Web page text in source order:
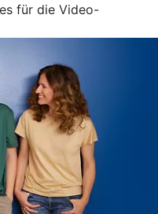
für die Video-